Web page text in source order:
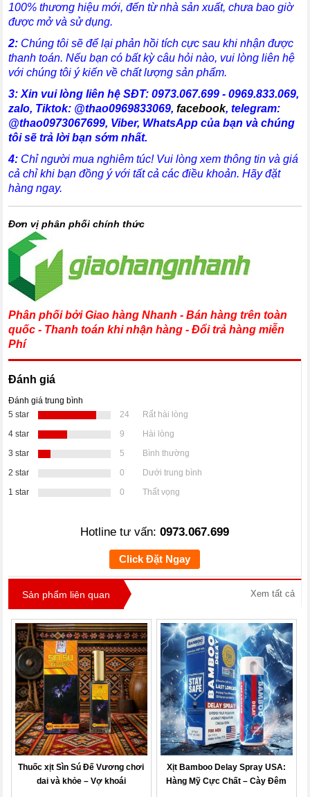
100% thương hiệu mới, đến từ nhà sản xuất, chưa bao giờ
được mở và sử dụng.
2: Chúng tôi sẽ để lại phản hồi tích cực sau khi nhận được
thanh toán. Nếu bạn có bất kỳ câu hỏi nào, vui lòng liên hệ
với chúng tôi ý kiến về chất lượng sản phẩm.
3:Xin vui lòng liên hệ SĐT:0973.067.699 - 0969.833.069,
zalo, Tiktok: @thao0969833069,facebook,telegram:
@thao0973067699, Viber, WhatsAppcủa bạn và chúng
tôi sẽ trả lời bạn sớm nhất.
4: Chỉ người mua nghiêm túc! Vui lòng xem thông tin và giá
cả chỉ khi bạn đồng ý với tất cả các điều khoản. Hãy đặt
hàng ngay.
Đơn vị phân phối chính thức
Phân phối bởi Giao hàng Nhanh - Bán hàng trên toàn
quốc - Thanh toán khi nhận hàng - Đổi trả hàng miễn
Phí
Đánh giá
Đánh giá trung bình
5 star
24
Rất hài lòng
4 star
9
Hài lòng
3 star
5
Bình thường
2 star
0
Dưới trung bình
1 star
0 Thất vọng
Hotline tư vấn: 0973.067.699
Click Đặt Ngay
Sản phẩm liên quan Xem tất cả
Thuốc xịt Sìn Sú Đế Vương chơi
dai và khỏe – Vợ khoái
Xịt Bamboo Delay Spray USA:
Hàng Mỹ Cực Chất – Cày Đêm